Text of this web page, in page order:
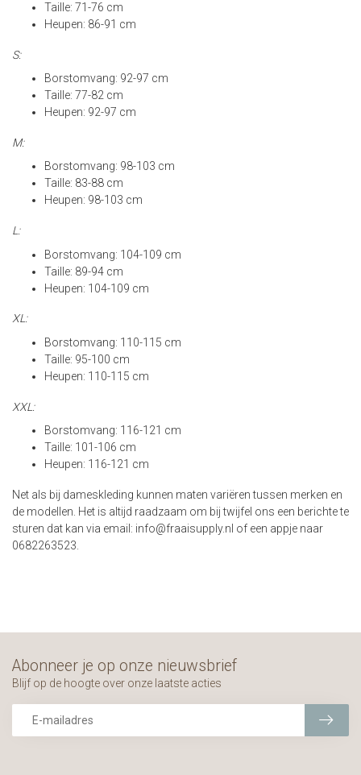
Taille: 71-76 cm
Heupen: 86-91 cm
S:
Borstomvang: 92-97 cm
Taille: 77-82 cm
Heupen: 92-97 cm
M:
Borstomvang: 98-103 cm
Taille: 83-88 cm
Heupen: 98-103 cm
L:
Borstomvang: 104-109 cm
Taille: 89-94 cm
Heupen: 104-109 cm
XL:
Borstomvang: 110-115 cm
Taille: 95-100 cm
Heupen: 110-115 cm
XXL:
Borstomvang: 116-121 cm
Taille: 101-106 cm
Heupen: 116-121 cm
Net als bij dameskleding kunnen maten variëren tussen merken en
de modellen. Het is altijd raadzaam om bij twijfel ons een berichte te
sturen dat kan via email: info@fraaisupply.nl of een appje naar
0682263523.
Abonneer je op onze nieuwsbrief
Blijf op de hoogte over onze laatste acties